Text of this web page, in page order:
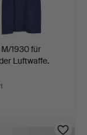
1930 für
Luftwaffe.